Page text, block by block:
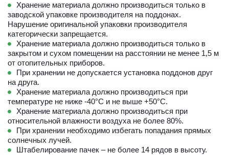
Хранение материала должно производиться только в
заводской упаковке производителя на поддонах.
Нарушение оригинальной упаковки производителя
категорически запрещается.
Хранение материала должно производиться только в
закрытом и сухом помещении на расстоянии не менее 1,5 м
от отопительных приборов.
При хранении не допускается установка поддонов друг
на друга.
Хранение материала должно производиться при
температуре не ниже -40°С и не выше +50°С.
Хранение материала должно производиться при
относительной влажности воздуха не более 80%.
При хранении необходимо избегать попадания прямых
солнечных лучей.
Штабелирование пачек – не более 14 рядов в высоту.